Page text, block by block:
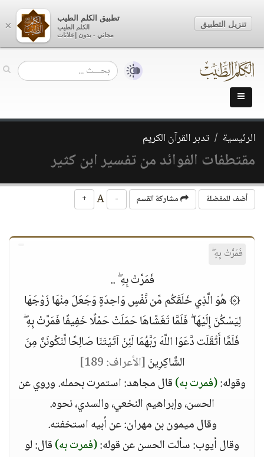
الرئيسية تدبر القرآن الكريم
مقتطفات الفوائد من تفسير ابن كثير
أضف للمفضلة مشاركة القسم -
+
فَمَرَّتْ بِهِ ۖ
فَمَرَّتْ بِهِ ۖ ..
۞ هُوَ الَّذِي خَلَقَكُم مِّن نَّفْسٍ وَاحِدَةٍ وَجَعَلَ مِنْهَا زَوْجَهَا
لِيَسْكُنَ إِلَيْهَا ۖ فَلَمَّا تَغَشَّاهَا حَمَلَتْ حَمْلًا خَفِيفًا فَمَرَّتْ بِهِ ۖ
فَلَمَّا أَثْقَلَت دَّعَوَا اللَّهَ رَبَّهُمَا لَئِنْ آتَيْتَنَا صَالِحًا لَّنَكُونَنَّ مِنَ
الشَّاكِرِينَ[الأعراف: 189]
وقوله:(فمرت به)قال مجاهد: استمرت بحمله. وروي عن
الحسن، وإبراهيم النخعي، والسدي، نحوه.
وقال ميمون بن مهران: عن أبيه استخفته.
وقال أيوب: سألت الحسن عن قوله:(فمرت به)قال: لو
×
تطبيق الكلم الطيب
الكلم الطيب
مجاني - بدون إعلانات
تنزيل التطبيق